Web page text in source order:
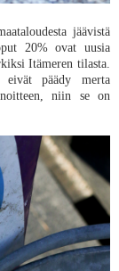
jäävistä
20% ovat uusia
Itämeren tilasta.
päädy merta
niin se on